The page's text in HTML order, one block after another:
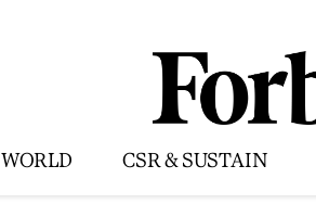
WORLD CSR & SUSTAIN